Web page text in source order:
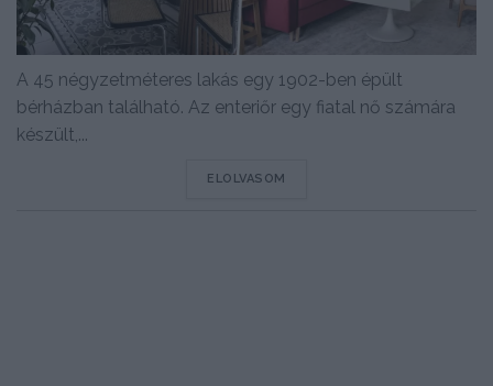
A 45 négyzetméteres lakás egy 1902-ben épült
bérházban található. Az enteriőr egy fiatal nő számára
készült,...
ELOLVASOM